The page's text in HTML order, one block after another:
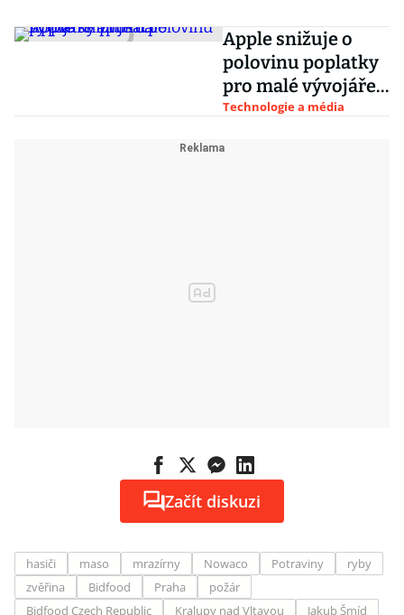
Apple snižuje o
polovinu poplatky
pro malé vývojáře
aplikací
Technologie a média
Začít diskuzi
hasiči maso mrazírny Nowaco Potraviny
ryby
zvěřina
Bidfood Praha
požár
Bidfood Czech Republic
Kralupy nad Vltavou Jakub Šmíd